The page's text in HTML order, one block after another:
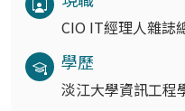
CIO IT經理人雜誌
學歷
淡江大學資訊工程